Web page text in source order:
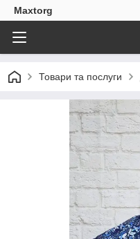
Maxtorg
Товари та послуги